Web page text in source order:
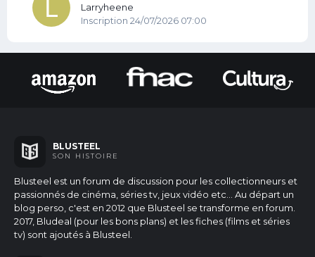
Larryheene
Inscription 24/07/2026 07:00
BLUSTEEL
SON HISTOIRE
Blusteel est un forum de discussion pour les collectionneurs et
passionnés de cinéma, séries tv, jeux vidéo etc...
Au départ un
blog perso, c'est en 2012 que Blusteel se transforme en forum.
2017, Bludeal (pour les bons plans) et les fiches (films et séries
tv) sont ajoutés à Blusteel.